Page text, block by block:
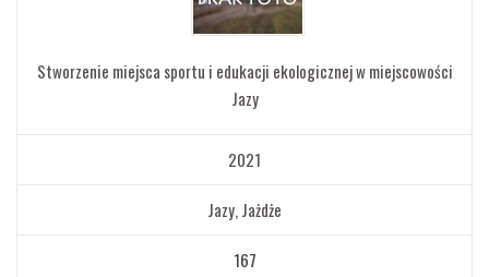
Stworzenie miejsca sportu i edukacji ekologicznej w miejscowości
Jazy
2021
Jazy, Jażdże
167